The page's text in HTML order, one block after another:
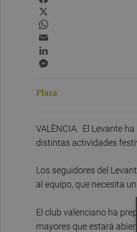
Plaza
VALÈNCIA. El Levante
distintas actividades
Los seguidores del
al equipo, que necesita
El club valenciano ha
mayores que estará